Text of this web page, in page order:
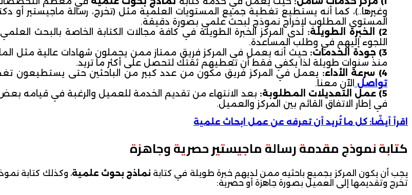
وغيرها..)، كما أنه يستطيع تغطية جميع المستويات العلمية مثل (تخرج، رسالة ماجيستير أو
المستوى المطلوب لإخراج نموذج لبحث علمي بصورة دقيقة.
الخبرة الطويلة: لدى المركز الخبرة الطويلة في كافة مجالات الكتابة الخاصة بالبحث
اللجوء إليهم في وطلب المساعدة.
جودة الخدمات: حيث أنه يعمل في المركز فريق ممتاز ممن يحملون شهادات عالية مثل
منذ سنوات طويلة لذا يكفي فقط أن تعطيهم ثقتك لتحصل على أكثر ما تريد.
سرعة الأداء: يعمل في المركز فريق مكون من عدد كبير من الباحثين حتى يستطيعون
تواصل الآن معنا.
عمل التعديلات المطلوبة: بعد الانتهاء من تقديم الخدمة للعميل والرغبة في قيامه
في إطار الاتفاق القائم بين المركز والعميل.
اقرأ أيضًا: كل ما تُريد أن تعرفه عن عمل ابحاث علمية
كتابة نموذج مقدمة رسالة ماجيستير حصرية وجاهزة
يجب أن يكون المركز بجميع باحثيه ممن لديهم خبرة طويلة في كتابة نماذج بحوث علمية، وكذلك كتابة
تخرج وتقديمها إلى العميل بصورة جاهزة أو حصرية: